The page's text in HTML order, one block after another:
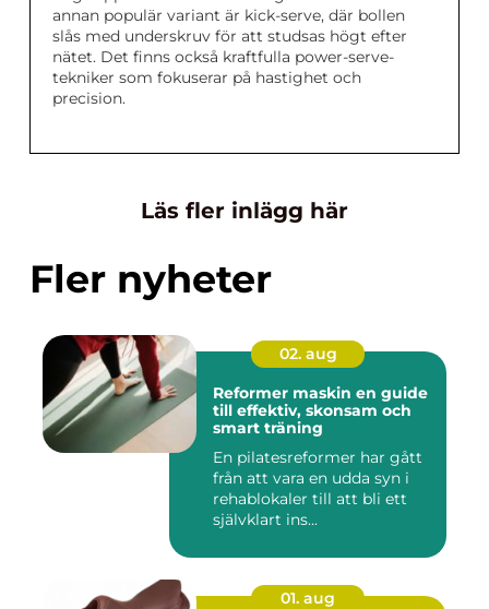
annan populär variant är kick-serve, där bollen
slås med underskruv för att studsas högt efter
nätet. Det finns också kraftfulla power-serve-
tekniker som fokuserar på hastighet och
precision.
Läs fler inlägg här
Fler nyheter
02. aug
Reformer maskin en guide
till effektiv, skonsam och
smart träning
En pilatesreformer har gått
från att vara en udda syn i
rehablokaler till att bli ett
självklart ins...
01. aug